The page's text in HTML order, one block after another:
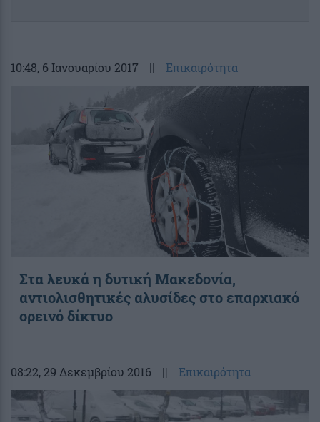
10:48, 6 Ιανουαρίου 2017 || Επικαιρότητα
Στα λευκά η δυτική Μακεδονία,
αντιολισθητικές αλυσίδες στο επαρχιακό
ορεινό δίκτυο
08:22, 29 Δεκεμβρίου 2016 || Επικαιρότητα